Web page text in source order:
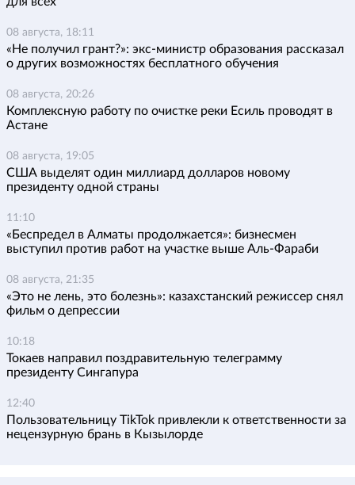
08 августа, 18:11
«Не получил грант?»: экс-министр образования рассказал
о других возможностях бесплатного обучения
08 августа, 20:26
Комплексную работу по очистке реки Есиль проводят в
Астане
08 августа, 19:05
США выделят один миллиард долларов новому
президенту одной страны
11:10
«Беспредел в Алматы продолжается»: бизнесмен
выступил против работ на участке выше Аль-Фараби
08 августа, 21:35
«Это не лень, это болезнь»: казахстанский режиссер снял
фильм о депрессии
10:18
Токаев направил поздравительную телеграмму
президенту Сингапура
12:40
Пользовательницу TikTok привлекли к ответственности за
нецензурную брань в Кызылорде